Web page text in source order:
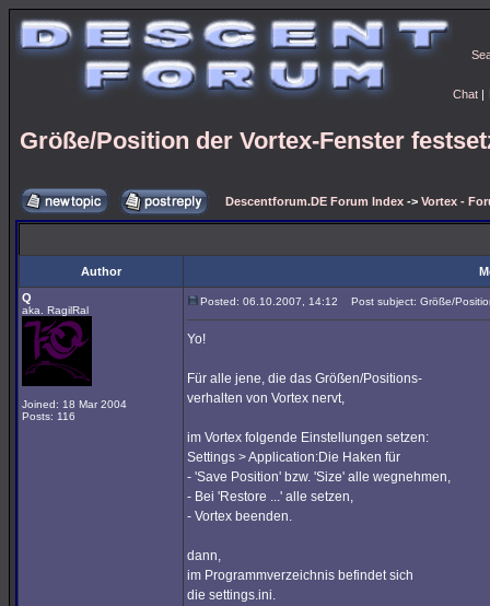
Chat |
Größe/Position der Vortex-Fenster
Descentforum.DE Forum Index -> Vortex -
Author
Q
aka. RagilRal
Joined: 18 Mar 2004
Posts: 116
Posted: 06.10.2007, 14:12 Post subject: Größe/
Yo!
Für alle jene, die das Größen/Positions-
verhalten von Vortex nervt,
im Vortex folgende Einstellungen setzen:
Settings > Application:Die Haken für
- 'Save Position' bzw. 'Size' alle wegnehmen,
- Bei 'Restore ...' alle setzen,
- Vortex beenden.
dann,
im Programmverzeichnis befindet sich
die settings.ini.